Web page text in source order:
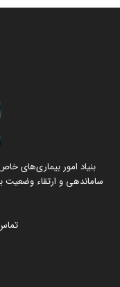
بنیاد امور بیماری‌های
ساماندهی و ارتقاء